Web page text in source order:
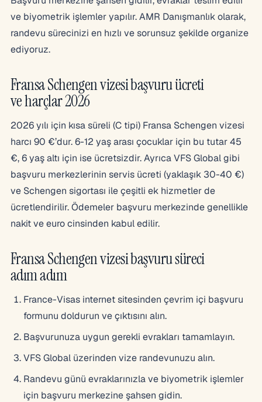
ve biyometrik işlemler yapılır. AMR Danışmanlık olarak,
randevu sürecinizi en hızlı ve sorunsuz şekilde organize
ediyoruz.
Fransa Schengen vizesi başvuru ücreti
ve harçlar 2026
2026 yılı için kısa süreli (C tipi) Fransa Schengen vizesi
harcı 90 €’dur. 6-12 yaş arası çocuklar için bu tutar 45
€, 6 yaş altı için ise ücretsizdir. Ayrıca VFS Global gibi
başvuru merkezlerinin servis ücreti (yaklaşık 30-40 €)
ve Schengen sigortası ile çeşitli ek hizmetler de
ücretlendirilir. Ödemeler başvuru merkezinde genellikle
nakit ve euro cinsinden kabul edilir.
Fransa Schengen vizesi başvuru süreci
adım adım
France-Visas internet sitesinden çevrim içi başvuru
formunu doldurun ve çıktısını alın.
Başvurunuza uygun gerekli evrakları tamamlayın.
VFS Global üzerinden vize randevunuzu alın.
Randevu günü evraklarınızla ve biyometrik işlemler
için başvuru merkezine şahsen gidin.